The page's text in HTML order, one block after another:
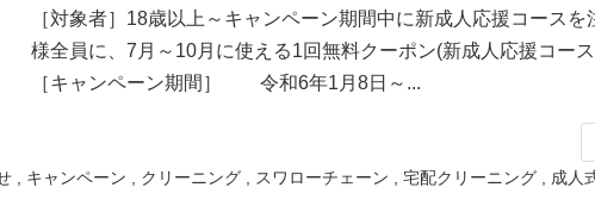
［対象者］18歳以上～キャンペーン期間中に新成人応援コース
様全員に、7月～10月に使える1回無料クーポン(新成人応援コース
［キャンペーン期間］ 令和6年1月8日～...
キャンペーン クリーニング スワローチェーン 宅配クリーニング 成人